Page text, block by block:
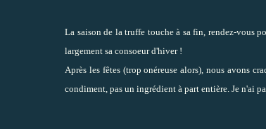
La saison de la truffe touche à sa fin, rendez-vous
largement sa consoeur d'hiver !
Après les fêtes (trop onéreuse alors), nous avons
condiment, pas un ingrédient à part entière. Je n'ai